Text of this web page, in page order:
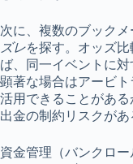
次に、複数のブック
ズレを探す。オッズ
ば、同一イベントに
顕著な場合はアービ
活用できることがあ
出金の制約リスクがあ
資金管理（バンクロー